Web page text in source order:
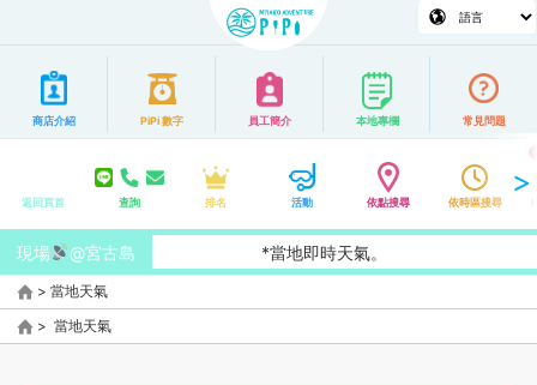
商店介紹 PiPi 數字 員工簡介 本地專欄 常見問題
返回頁首 查詢 排名 活動 依點搜尋 依時區搜尋
現場 @宮古島 *當地即時天氣。
> 當地天氣
> 當地天氣